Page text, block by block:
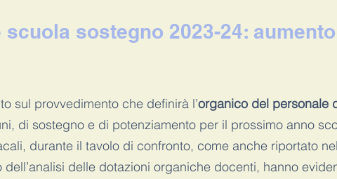
sostegno 2023-24:
sul provvedimento che definirà l’organico del personale
di sostegno e di potenziamento per il prossimo anno
durante il tavolo di confronto, come anche riportato
dell’analisi delle dotazioni organiche docenti, hanno